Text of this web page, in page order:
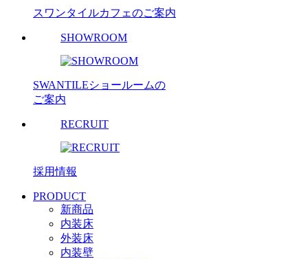
スワンタイルカフェのご案内
SHOWROOM
SWANTILEショールームの
ご案内
RECRUIT
採用情報
PRODUCT
新商品
内装床
外装床
内装壁